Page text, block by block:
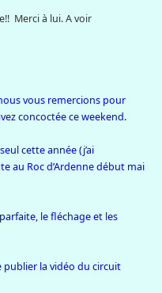
Merci à lui. A voir
vous remercions pour
concoctée ce weekend.
cette année (j’ai
au Roc d’Ardenne début mai
le fléchage et les
publier la vidéo du circuit